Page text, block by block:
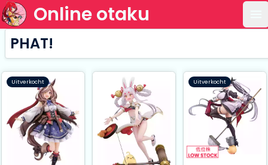
Online otaku
PHAT!
Uitverkocht Uitverkocht